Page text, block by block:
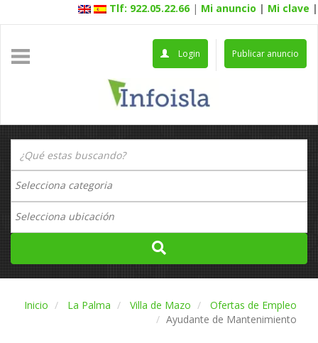
Tlf: 922.05.22.66 | Mi anuncio | Mi clave |
Publicar anuncio
Login
Inicio La Palma Villa de Mazo
Ofertas de Empleo
Ayudante de Mantenimiento